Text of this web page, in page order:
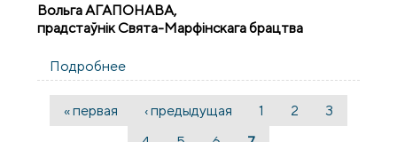
Вольга АГАПОНАВА,
прадстаўнік Свята-Марфінскага брацтва
Подробнее
Марфінскага брацтва
Страницы
« первая ‹ предыдущая 1 2
3